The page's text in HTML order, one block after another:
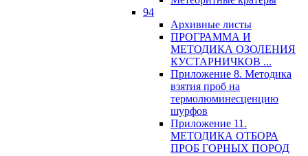
94
Архивные листы
ПРОГРАММА И
МЕТОДИКА ОЗОЛЕНИЯ
КУСТАРНИЧКОВ ...
Приложение 8. Методика
взятия проб на
термолюминесценцию
шурфов
Приложение 11.
МЕТОДИКА ОТБОРА
ПРОБ ГОРНЫХ ПОРОД